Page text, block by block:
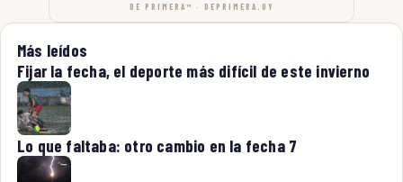
DE PRIMERA™ · DEPRIMERA.UY
Más leídos
Fijar la fecha, el deporte más difícil de este invierno
Lo que faltaba: otro cambio en la fecha 7